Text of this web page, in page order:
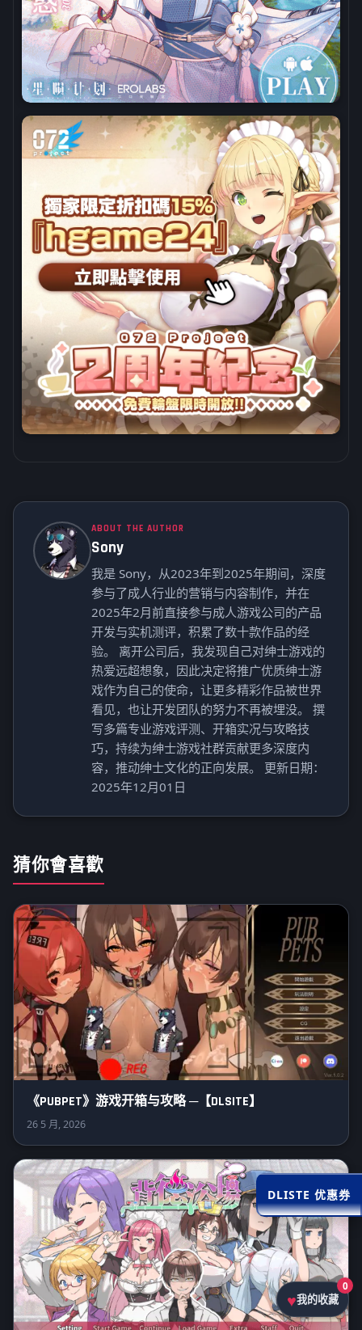
ABOUT THE AUTHOR
Sony
我是 Sony，从2023年到2025年期间，深度
参与了成人行业的营销与内容制作，并在
2025年2月前直接参与成人游戏公司的产品
开发与实机测评，积累了数十款作品的经
验。 离开公司后，我发现自己对绅士游戏的
热爱远超想象，因此决定将推广优质绅士游
戏作为自己的使命，让更多精彩作品被世界
看见，也让开发团队的努力不再被埋没。 撰
写多篇专业游戏评测、开箱实况与攻略技
巧，持续为绅士游戏社群贡献更多深度内
容，推动绅士文化的正向发展。 更新日期：
2025年12月01日
猜你會喜歡
《PUBPET》游戏开箱与攻略 ─【DLSITE】
26 5 月, 2026
DLISTE 优惠券
我的收藏
0